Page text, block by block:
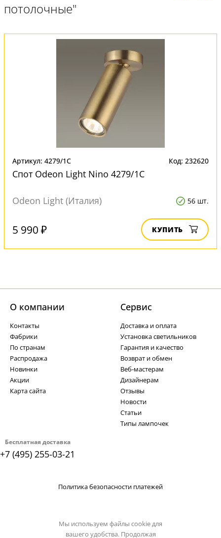
потолочные"
Артикул: 4279/1C Код: 232620
Спот Odeon Light Nino 4279/1C
Odeon Light (Италия) 56 шт.
5 990 ₽ КУПИТЬ
Бесплатная доставка
+7 (495) 255-03-21
О компании
Контакты
Фабрики
По странам
Распродажа
Новинки
Акции
Карта сайта
Cервис
Доставка и оплата
Установка светильников
Гарантия и качество
Возврат и обмен
Веб-мастерам
Дизайнерам
Отзывы
Новости
Статьи
Типы лампочек
Политика безопасности платежей
Мы используем файлы cookie для
вашего удобства. Продолжая